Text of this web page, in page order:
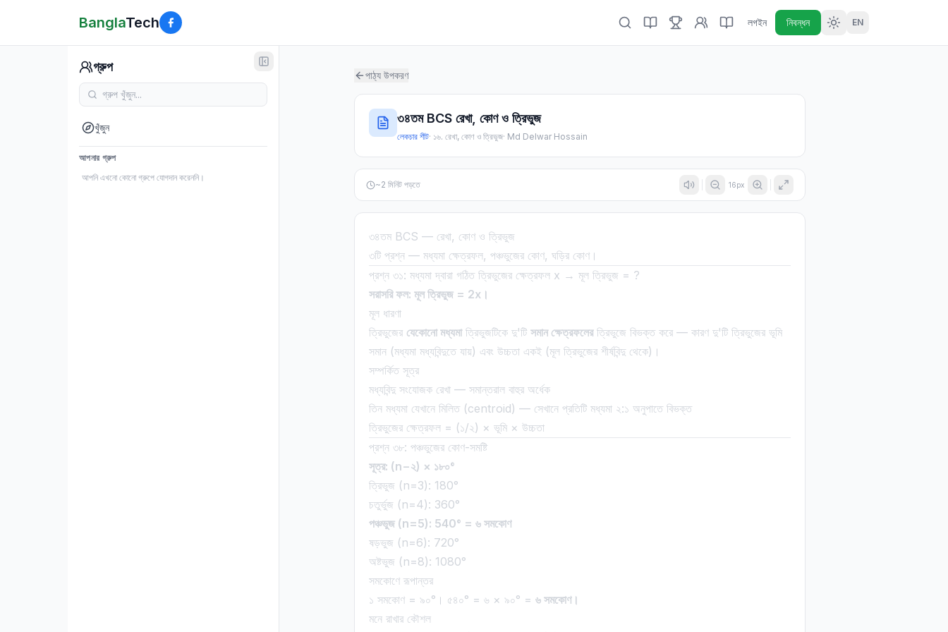
BanglaTech লগইন নিবন্ধন EN
গ্রুপ
খুঁজুন
আপনার গ্রুপ
আপনি এখনো কোনো গ্রুপে যোগদান করেননি।
পাঠ্য উপকরণ
৩৪তম BCS রেখা, কোণ ও ত্রিভুজ
লেকচার শীট· ১৬. রেখা, কোণ ও ত্রিভুজ· Md Delwar Hossain
~2 মিনিট পড়তে 16px
৩৪তম BCS — রেখা, কোণ ও ত্রিভুজ
৩টি প্রশ্ন — মধ্যমা ক্ষেত্রফল, পঞ্চভুজের কোণ, ঘড়ির কোণ।
প্রশ্ন ৩১: মধ্যমা দ্বারা গঠিত ত্রিভুজের ক্ষেত্রফল x → মূল ত্রিভুজ = ?
সরাসরি ফল: মূল ত্রিভুজ = 2x।
মূল ধারণা
ত্রিভুজের যেকোনো মধ্যমাত্রিভুজটিকে দু'টি সমান ক্ষেত্রফলেরত্রিভুজে বিভক্ত করে — কারণ দু'টি ত্রিভুজের ভূমি
সমান (মধ্যমা মধ্যবিন্দুতে যায়) এবং উচ্চতা একই (মূল ত্রিভুজের শীর্ষবিন্দু থেকে)।
সম্পর্কিত সূত্র
মধ্যবিন্দু সংযোজক রেখা — সমান্তরাল বাহুর অর্ধেক
তিন মধ্যমা যেখানে মিলিত (centroid) — সেখানে প্রতিটি মধ্যমা ২:১ অনুপাতে বিভক্ত
ত্রিভুজের ক্ষেত্রফল = (১/২) × ভূমি × উচ্চতা
প্রশ্ন ৩৮: পঞ্চভুজের কোণ-সমষ্টি
সূত্র: (n−২) × ১৮০°
ত্রিভুজ (n=3): 180°
চতুর্ভুজ (n=4): 360°
পঞ্চভুজ (n=5): 540° = ৬ সমকোণ
ষড়ভুজ (n=6): 720°
অষ্টভুজ (n=8): 1080°
সমকোণে রূপান্তর
১ সমকোণ = ৯০°। ৫৪০° = ৬ × ৯০° = ৬ সমকোণ।
মনে রাখার কৌশল